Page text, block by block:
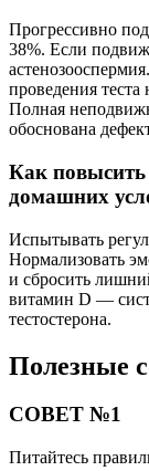
Прогрессивно
38%. Если
проведения теста
Полная
обоснована
Как повысить
домашних
Испытывать
Нормализовать
и сбросить
витамин D —
тестостерона.
Полезные
СОВЕТ №1
Питайтесь